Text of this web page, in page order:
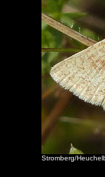
Stromberg/